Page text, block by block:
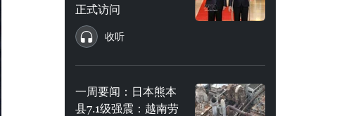
正式访问
收听
一周要闻：日本熊本
县7.1级强震：越南劳